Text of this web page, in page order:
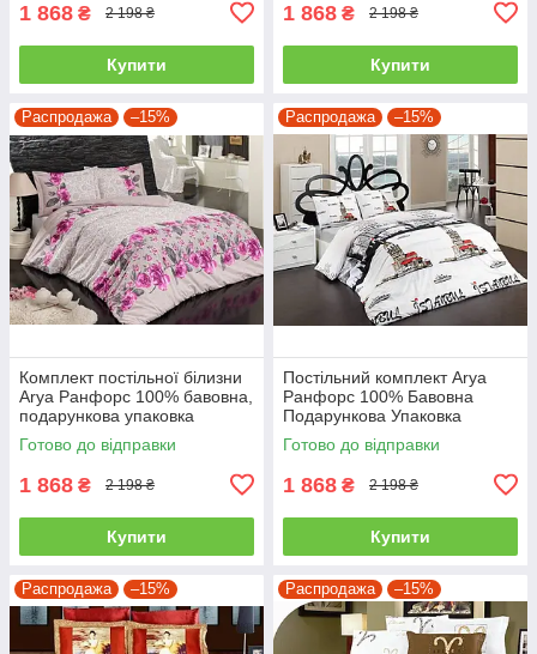
1 868 ₴ 2 198 ₴
Купити
1 868 ₴ 2 198 ₴
Купити
Распродажа –15%
Комплект постільної білизни
Arya Ранфорс 100% бавовна,
подарункова упаковка
полуторний
Готово до відправки
1 868 ₴ 2 198 ₴
Купити
Распродажа –15%
Постільний комплект Arya
Ранфорс 100% Бавовна
Подарункова Упаковка
полуторний
Готово до відправки
1 868 ₴ 2 198 ₴
Купити
Распродажа –15% Распродажа –15%